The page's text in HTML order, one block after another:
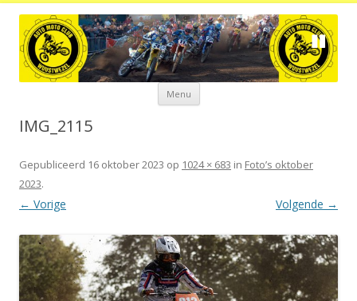
Menu Spring
de
IMG_2115
Gepubliceerd 16 oktober 2023 op 1024 × 683 in Foto’s oktober
2023.
← Vorige Volgende →